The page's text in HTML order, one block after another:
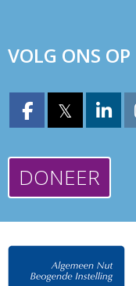
VOLG ONS OP
𝕏
DONEER